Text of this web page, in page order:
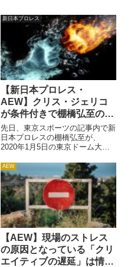
新日本プロレス
【新日本プロレス・
AEW】クリス・ジェリコ
が条件付きで棚橋弘至の
AEW世界王座挑戦を認め
る
先日、東京スポーツの記事内で新
日本プロレスの棚橋弘至が、
2020年1月5日の東京ドーム大会
戦するAEWクリス・ジェリコに
勝利できれば、彼の持つAEW世
界王座に挑戦したいと発言したこ
とが話題になりました。 ６月
の...
AEW
【AEW】現場のストレス
の原因となっている「クリ
エイティブの遅延」は情報